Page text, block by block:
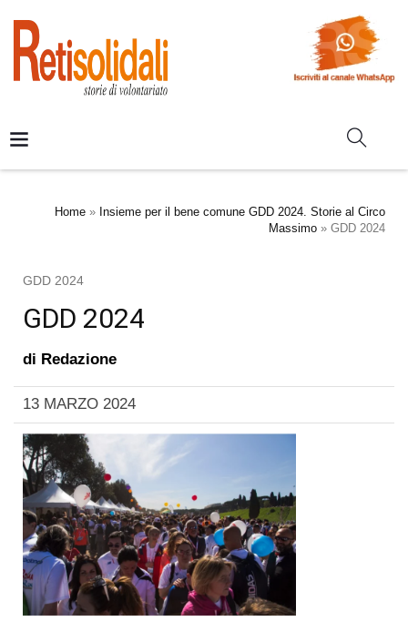
Home » Insieme per il bene comune GDD 2024. Storie al Circo
Massimo » GDD 2024
GDD 2024
GDD 2024
di Redazione
13 MARZO 2024